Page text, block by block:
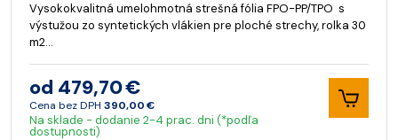
Vysokokvalitná umelohmotná strešná fólia FPO-PP/TPO s
výstužou zo syntetických vlákien pre ploché strechy, rolka 30
m2…
od 479,70 €
Cena bez DPH 390,00 €
Na sklade - dodanie 2-4 prac. dni (*podľa
dostupnosti)